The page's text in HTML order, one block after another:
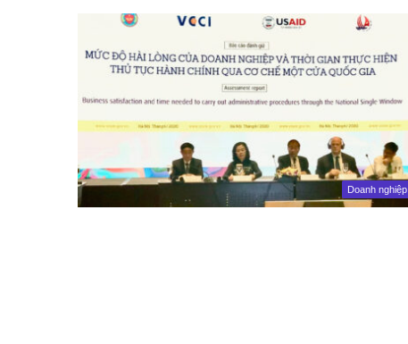
Doanh nghiệp